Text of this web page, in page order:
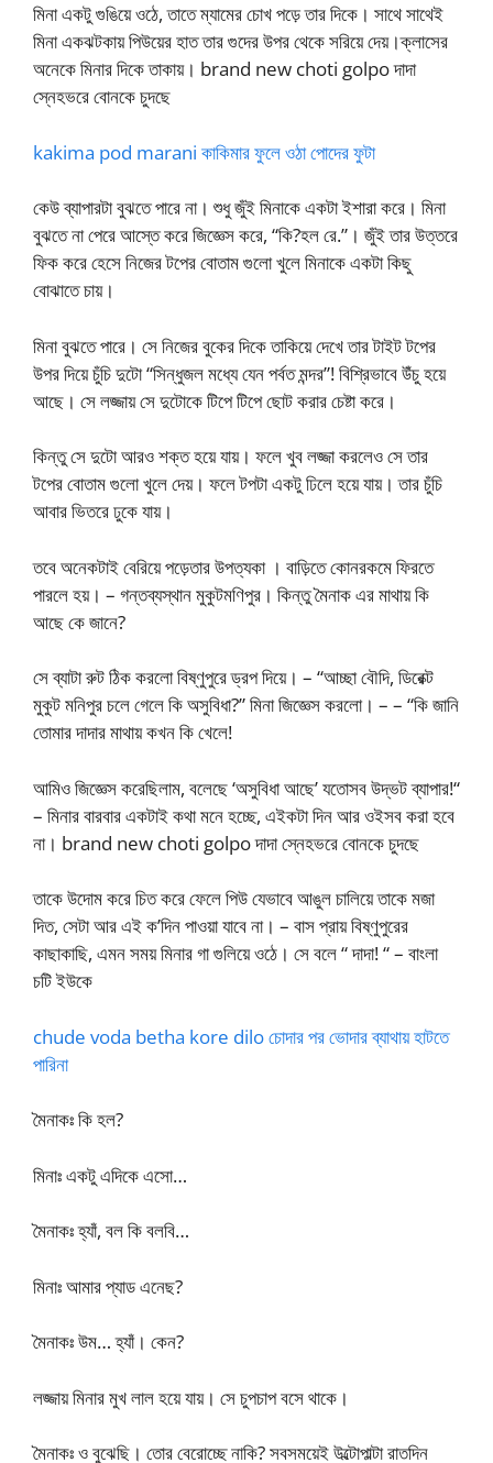
মিনা একটু গুঙিয়ে ওঠে, তাতে ম্যামের চোখ পড়ে তার দিকে। সাথে সাথেই
মিনা একঝটকায় পিউয়ের হাত তার গুদের উপর থেকে সরিয়ে দেয়।ক্লাসের
অনেকে মিনার দিকে তাকায়। brand new choti golpo দাদা
স্নেহভরে বোনকে চুদছে
kakima pod marani কাকিমার ফুলে ওঠা পোদের ফুটা
কেউ ব্যাপারটা বুঝতে পারে না। শুধু জুঁই মিনাকে একটা ইশারা করে। মিনা
বুঝতে না পেরে আস্তে করে জিজ্ঞেস করে, “কি?হল রে.”। জুঁই তার উত্তরে
ফিক করে হেসে নিজের টপের বোতাম গুলো খুলে মিনাকে একটা কিছু
বোঝাতে চায়।
মিনা বুঝতে পারে। সে নিজের বুকের দিকে তাকিয়ে দেখে তার টাইট টপের
উপর দিয়ে চুঁচি দুটো “সিন্ধুজল মধ্যে যেন পর্বত মন্দর”! বিশ্রিভাবে উঁচু হয়ে
আছে। সে লজ্জায় সে দুটোকে টিপে টিপে ছোট করার চেষ্টা করে।
কিন্তু সে দুটো আরও শক্ত হয়ে যায়। ফলে খুব লজ্জা করলেও সে তার
টপের বোতাম গুলো খুলে দেয়। ফলে টপটা একটু ঢিলে হয়ে যায়। তার চুঁচি
আবার ভিতরে ঢুকে যায়।
তবে অনেকটাই বেরিয়ে পড়েতার উপত্যকা । বাড়িতে কোনরকমে ফিরতে
পারলে হয়। – গন্তব্যস্থান মুকুটমণিপুর। কিন্তু মৈনাক এর মাথায় কি
আছে কে জানে?
সে ব্যাটা রুট ঠিক করলো বিষ্ণুপুরে ড্রপ দিয়ে। – “আচ্ছা বৌদি, ডিরেক্ট
মুকুট মনিপুর চলে গেলে কি অসুবিধা?” মিনা জিজ্ঞেস করলো। – – “কি জানি
তোমার দাদার মাথায় কখন কি খেলে!
আমিও জিজ্ঞেস করেছিলাম, বলেছে ‘অসুবিধা আছে’ যতোসব উদ্ভট ব্যাপার!“
– মিনার বারবার একটাই কথা মনে হচ্ছে, এইকটা দিন আর ওইসব করা হবে
না। brand new choti golpo দাদা স্নেহভরে বোনকে চুদছে
তাকে উদোম করে চিত করে ফেলে পিউ যেভাবে আঙুল চালিয়ে তাকে মজা
দিত, সেটা আর এই ক’দিন পাওয়া যাবে না। – বাস প্রায় বিষ্ণুপুরের
কাছাকাছি, এমন সময় মিনার গা গুলিয়ে ওঠে। সে বলে “ দাদা! “ – বাংলা
চটি ইউকে
chude voda betha kore dilo চোদার পর ভোদার ব্যাথায় হাটতে
পারিনা
মৈনাকঃ কি হল?
মিনাঃ একটু এদিকে এসো…
মৈনাকঃ হ্যাঁ, বল কি বলবি…
মিনাঃ আমার প্যাড এনেছ?
মৈনাকঃ উম… হ্যাঁ। কেন?
লজ্জায় মিনার মুখ লাল হয়ে যায়। সে চুপচাপ বসে থাকে।
মৈনাকঃ ও বুঝেছি। তোর বেরোচ্ছে নাকি? সবসময়েই উল্টোপাল্টা রাতদিন